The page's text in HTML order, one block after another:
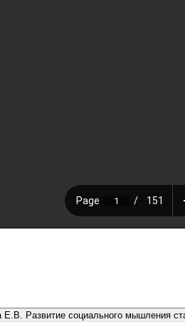
- Прямикова Е.В. Развитие социального